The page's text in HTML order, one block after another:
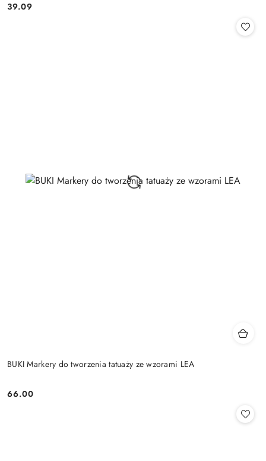
Cena:
39.09
BUKI Markery do tworzenia tatuaży ze wzorami LEA
Cena:
66.00